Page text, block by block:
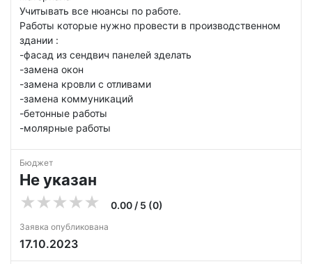
Учитывать все нюансы по работе.
Работы которые нужно провести в производственном
здании :
-фасад из сендвич панелей зделать
-замена окон
-замена кровли с отливами
-замена коммуникаций
-бетонные работы
-молярные работы
Бюджет
Не указан
0.00 / 5 (0)
Заявка опубликована
17.10.2023